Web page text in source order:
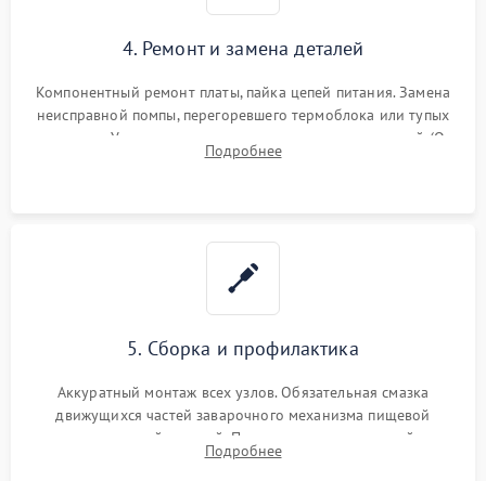
4. Ремонт и замена деталей
Компонентный ремонт платы, пайка цепей питания. Замена
неисправной помпы, перегоревшего термоблока или тупых
жерновов. Установка новых силиконовых уплотнителей (O-
ring) и тефлоновых трубок для надежного устранения
Подробнее
5. Сборка и профилактика
Аккуратный монтаж всех узлов. Обязательная смазка
движущихся частей заварочного механизма пищевой
силиконовой смазкой. Проведение программной
декальцинации и очистки системы от кофейных масел.
Подробнее